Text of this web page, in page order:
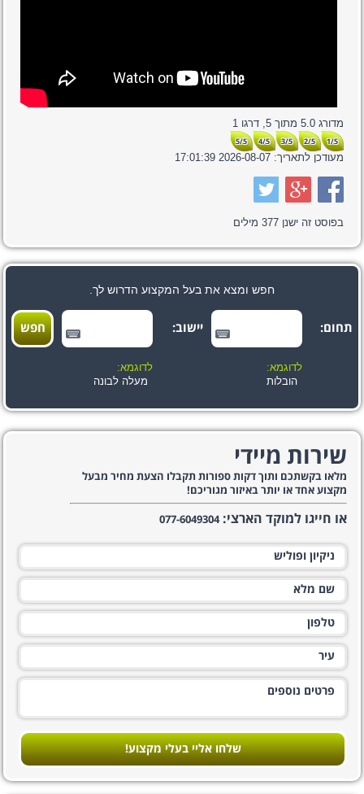
מדורג5.0 מתוך5, דרגו1
1/5
2/5
3/5
4/5
5/5
מעודכן לתאריך:2026-08-07 17:01:39
בפוסט זה ישנן377 מילים
חפש ומצא את בעל המקצוע הדרוש לך.
תחום:
לדוגמא:
הובלות
יישוב:
לדוגמא:
מעלה לבונה
שירות מיידי
מלאו בקשתכם ותוך דקות ספורות תקבלו הצעת מחיר מבעל
מקצוע אחד או יותר באיזור מגוריכם!
או חייגו למוקד הארצי: 077-6049304
שלחו אליי בעלי מקצוע!